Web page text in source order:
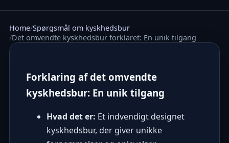
Home Spørgsmål om kyskhedsbur
Det omvendte kyskhedsbur forklaret: En unik tilgang
Forklaring af det omvendte
kyskhedsbur: En unik tilgang
Hvad det er: Et indvendigt designet
kyskhedsbur, der giver unikke